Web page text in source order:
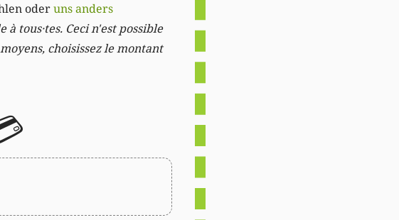
oderuns anders
tous·tes. Ceci n'est possible
choisissez le montant